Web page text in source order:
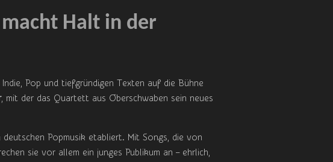
Halt in der
Pop und tiefgründigen Texten auf die Bühne
, mit der das Quartett aus Oberschwaben sein neues
Popmusik etabliert. Mit Songs, die von
sie vor allem ein junges Publikum an – ehrlich,